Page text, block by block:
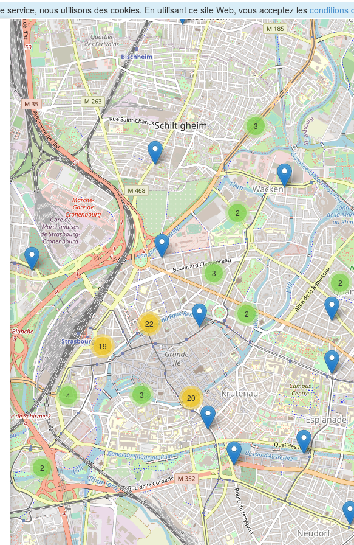
service, nous utilisons des cookies. En utilisant ce site Web, vous acceptez les conditions
2
3
2
3
2
4 3
22
19
2
20